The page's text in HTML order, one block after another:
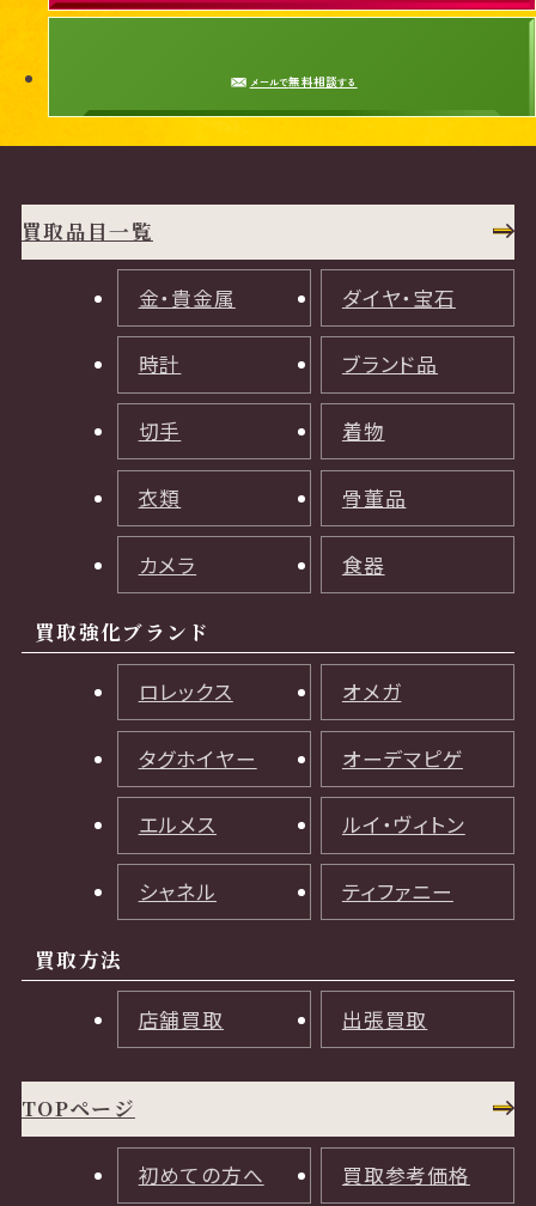
メールで無料相談する
買取品目一覧
金・貴金属 ダイヤ・宝石
時計 ブランド品
切手 着物
衣類 骨董品
カメラ 食器
買取強化ブランド
ロレックス オメガ
タグホイヤー オーデマピゲ
エルメス ルイ・ヴィトン
シャネル ティファニー
買取方法
店舗買取 出張買取
TOPページ
初めての方へ 買取参考価格